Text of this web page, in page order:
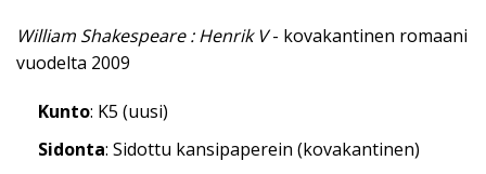
William Shakespeare : Henrik V- kovakantinen romaani
vuodelta 2009
Kunto: K5 (uusi)
Sidonta: Sidottu kansipaperein (kovakantinen)